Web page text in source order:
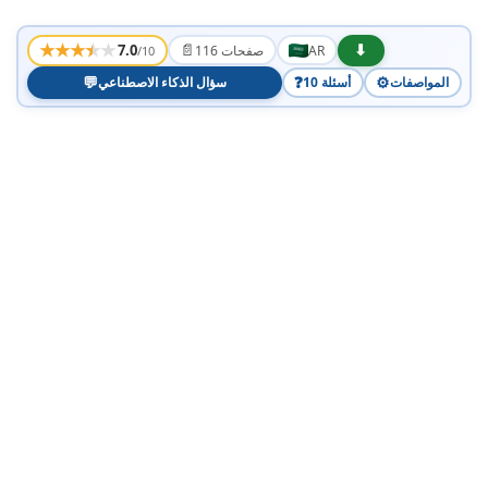
★★★★★7.0/10 📄 116 صفحات AR
⬇
💬سؤال الذكاء الاصطناعي ❓ 10 أسئلة ⚙️المواصفات